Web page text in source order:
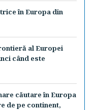
în Europa din
al Europei
când este
căutare în Europa
de pe continent,